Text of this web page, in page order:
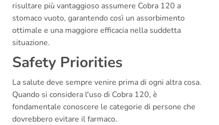
risultare più vantaggioso assumere Cobra 120 a
stomaco vuoto, garantendo così un assorbimento
ottimale e una maggiore efficacia nella suddetta
situazione.
Safety Priorities
La salute deve sempre venire prima di ogni altra cosa.
Quando si considera l'uso di Cobra 120, è
fondamentale conoscere le categorie di persone che
dovrebbero evitare il farmaco.